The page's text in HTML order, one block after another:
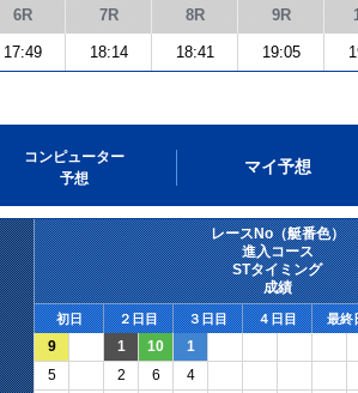
6R 7R 8R 9R
17:49 18:14 18:41 19:05
コンピューター
予想
マイ予想
レースNo（艇番色）
進入コース
STタイミング
成績
初日 ２日目 ３日目 ４日目 最終
9 1 10 1
5 2 6
4